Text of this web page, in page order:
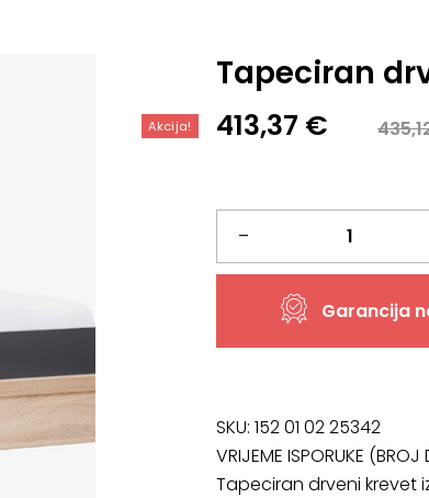
Tapeciran
Akcija!
Izvorna
je:
435,12 €.
413,37 €
Trenutna
413,37 €.
–
Tapeciran
drveni
120
x
Garancija
SKU: 152 01 02 25342
VRIJEME ISPORUKE (BROJ
Tapeciran drveni krevet